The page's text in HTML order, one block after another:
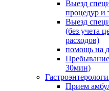
Выезд
процедур и
Выезд
(без учета
расходов)
помощь на
30мин)
Прием